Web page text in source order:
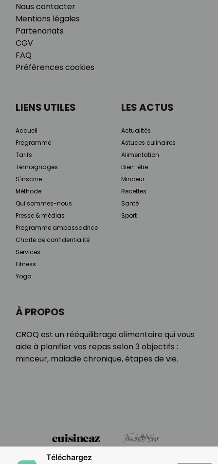
Nous contacter
Mentions légales
Partenariats
CGV
FAQ
Préférences cookies
À PROPOS
CROQ est un rééquilibrage alimentaire qui vous
aide à planifier vos repas selon 3 objectifs :
minceur, maladie chronique, étapes de vie.
LIENS UTILES
Accueil
Programme
Tarifs
Témoignages
S'inscrire
Méthode
Qui sommes-nous
Presse & médias
Programme ambassadrice
Charte de confidentialité
Services
Fitness
Yoga
LES ACTUS
Actualités
Astuces culinaires
Alimentation
Bien-être
Minceur
Recettes
Santé
Sport
Téléchargez